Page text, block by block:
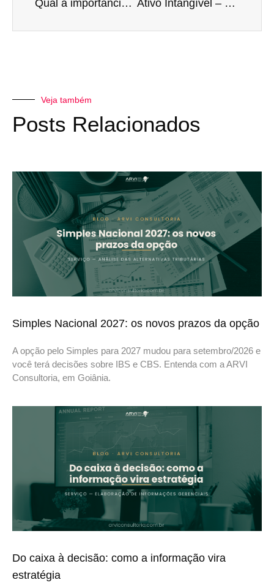
Qual a importância do Plano de Contas Contábil para minha empresa? Ativo Intangível – Você sabe o que é?
Veja também
Posts Relacionados
Simples Nacional 2027: os novos prazos da opção
A opção pelo Simples para 2027 mudou para setembro/2026 e
você terá decisões sobre IBS e CBS. Entenda com a ARVI
Consultoria, em Goiânia.
Do caixa à decisão: como a informação vira
estratégia